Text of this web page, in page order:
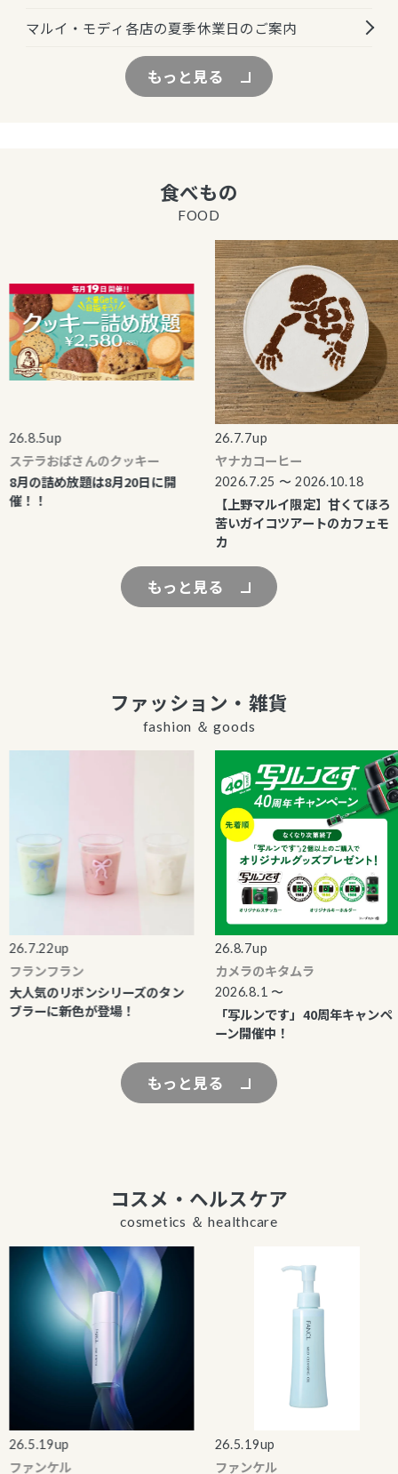
マルイ・モディ各店の夏季休業日のご案内
もっと見る
食べもの
FOOD
テラおばさんのクッキー
の詰め放題は8月20日に開
！！
26.7.7up
ヤナカコーヒー
2026.7.25 〜 2026.10.18
【上野マルイ限定】甘くてほろ
苦いガイコツアートのカフェモ
もっと見る
ファッション・雑貨
fashion ＆ goods
ランフラン
人気のリボンシリーズのタン
ラーに新色が登場！
26.8.7up
カメラのキタムラ
2026.8.1 〜
「写ルンです」40周年キャンペ
ーン開催中！
もっと見る
コスメ・ヘルスケア
cosmetics ＆ healthcare
ァンケル
26.5.19up
ファンケル